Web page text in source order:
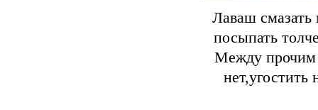
Лаваш смазать
посыпать
Между прочим